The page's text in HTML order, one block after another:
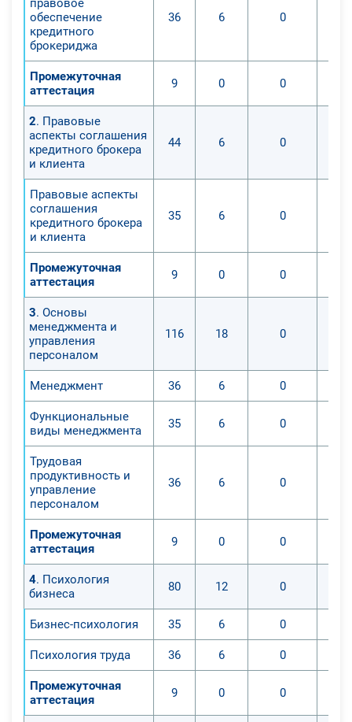
правовое
обеспечение
кредитного
брокериджа
36 6 0
Промежуточная
аттестация
9 0 0
2. Правовые
аспекты соглашения
кредитного брокера
и клиента
44 6 0
Правовые аспекты
соглашения
кредитного брокера
и клиента
35 6 0
Промежуточная
аттестация
9 0 0
3. Основы
менеджмента и
управления
персоналом
116 18 0
Менеджмент 36 6 0
Функциональные
виды менеджмента
35 6 0
Трудовая
продуктивность и
управление
персоналом
36 6 0
Промежуточная
аттестация
9 0 0
4. Психология
бизнеса
80 12 0
Бизнес-психология 35 6 0
Психология труда 36 6 0
Промежуточная
аттестация
9 0 0